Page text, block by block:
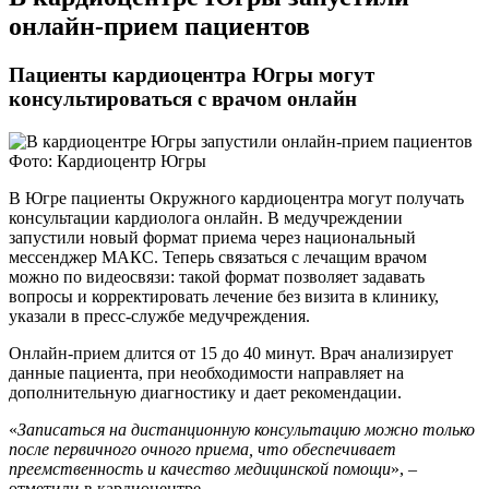
онлайн-прием пациентов
Пациенты кардиоцентра Югры могут
консультироваться с врачом онлайн
Фото: Кардиоцентр Югры
В Югре пациенты Окружного кардиоцентра могут получать
консультации кардиолога онлайн. В медучреждении
запустили новый формат приема через национальный
мессенджер МАКС. Теперь связаться с лечащим врачом
можно по видеосвязи: такой формат позволяет задавать
вопросы и корректировать лечение без визита в клинику,
указали в пресс-службе медучреждения.
Онлайн-прием длится от 15 до 40 минут. Врач анализирует
данные пациента, при необходимости направляет на
дополнительную диагностику и дает рекомендации.
«Записаться на дистанционную консультацию можно только
после первичного очного приема, что обеспечивает
преемственность и качество медицинской помощи», –